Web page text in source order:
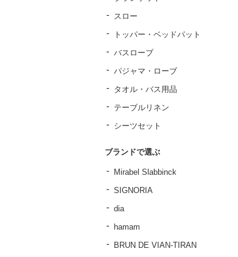
スロー
トッパー・ベッドパット
バスローブ
パジャマ・ローブ
タオル・バス用品
テーブルリネン
シーツセット
ブランドで選ぶ
Mirabel Slabbinck
SIGNORIA
dia
hamam
BRUN DE VIAN-TIRAN